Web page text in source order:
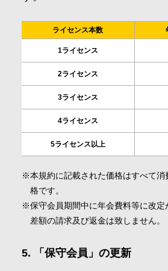
ライセンス本数
1ライセンス
2ライセンス
3ライセンス
4ライセンス
5ライセンス以上
本規約に記載された価格はすべて
格です。
保守会員期間中に年会費料等に改定
差額の請求及び返金は致しません。
「保守会員」の更新